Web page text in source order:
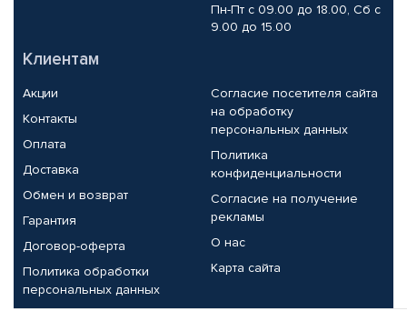
Пн-Пт с 09.00 до 18.00, Сб с
9.00 до 15.00
Клиентам
Акции
Контакты
Оплата
Доставка
Обмен и возврат
Гарантия
Договор-оферта
Политика обработки
персональных данных
Согласие посетителя сайта
на обработку
персональных данных
Политика
конфиденциальности
Согласие на получение
рекламы
О нас
Карта сайта